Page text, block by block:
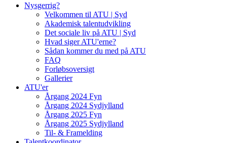
Nysgerrig?
Velkommen til ATU | Syd
Akademisk talentudvikling
Det sociale liv på ATU | Syd
Hvad siger ATU'erne?
Sådan kommer du med på ATU
FAQ
Forløbsoversigt
Gallerier
ATU'er
Årgang 2024 Fyn
Årgang 2024 Sydjylland
Årgang 2025 Fyn
Årgang 2025 Sydjylland
Til- & Framelding